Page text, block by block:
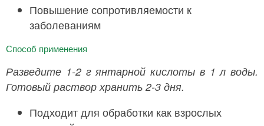
Повышение сопротивляемости к
заболеваниям
Способ применения
Разведите 1-2 г янтарной кислоты в 1 л воды.
Готовый раствор хранить 2-3 дня.
Подходит для обработки как взрослых